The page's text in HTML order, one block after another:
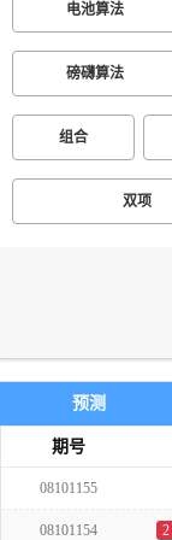
电池算法
磅礴算法
组合
双项
预测
期号
08101155
08101154 2